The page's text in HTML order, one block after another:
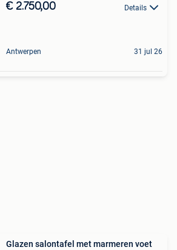
€ 2.750,00 Details
Antwerpen 31 jul 26
Glazen salontafel met marmeren voet